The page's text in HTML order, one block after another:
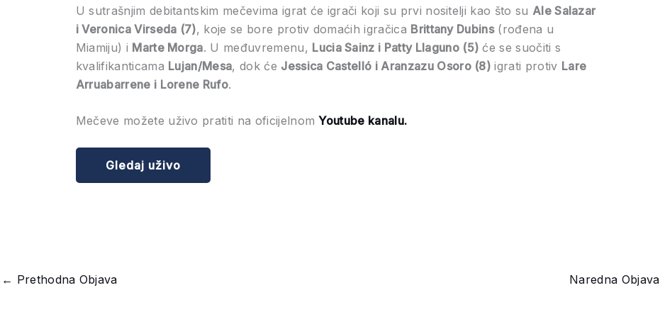
U sutrašnjim debitantskim mečevima igrat će igrači koji su prvi nositelji kao što su Ale Salazar
i Veronica Virseda (7), koje se bore protiv domaćih igračica Brittany Dubins(rođena u
Miamiju) i Marte Morga. U međuvremenu, Lucia Sainz i Patty Llaguno (5) će se suočiti s
kvalifikanticama Lujan/Mesa, dok će Jessica Castelló i Aranzazu Osoro (8) igrati protiv Lare
Arruabarrene i Lorene Rufo.
Mečeve možete uživo pratiti na oficijelnomYoutube kanalu.
Gledaj uživo
← Prethodna Objava Naredna Objava